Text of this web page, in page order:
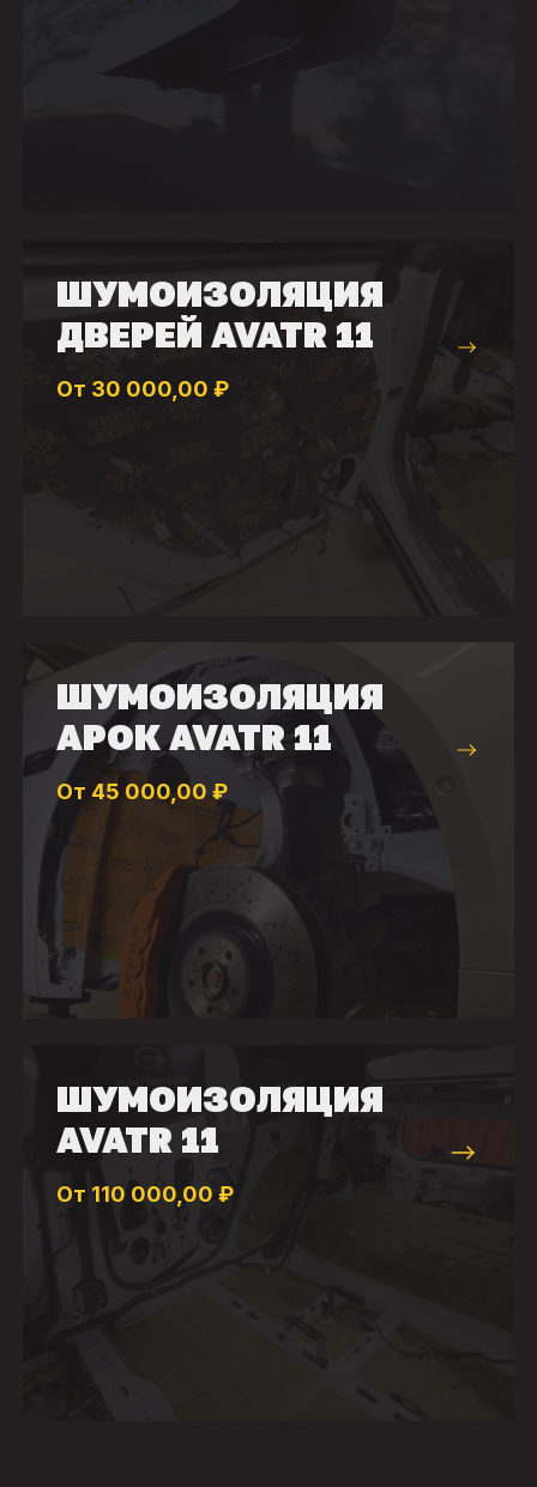
ШУМОИЗОЛЯЦИЯ
ДВЕРЕЙ AVATR 11
От 30 000,00 ₽
ШУМОИЗОЛЯЦИЯ
АРОК AVATR 11
От 45 000,00 ₽
ШУМОИЗОЛЯЦИЯ
AVATR 11
От 110 000,00 ₽